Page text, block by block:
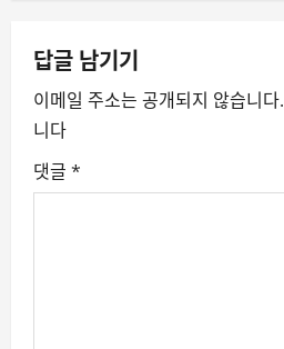
v
i
g
a
답글 남기기
이메일 주소는 공개되지 않습니다.
니다
댓글 *